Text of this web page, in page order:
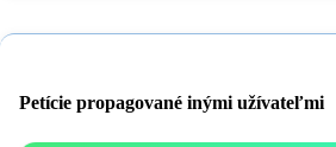
Petície propagované inými užívateľmi